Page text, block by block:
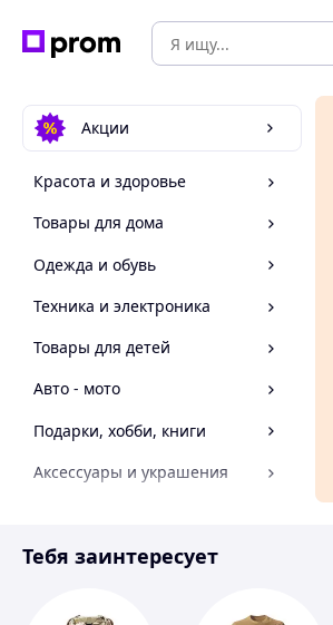
Акции
Красота и здоровье
Товары для дома
Одежда и обувь
Техника и электроника
Товары для детей
Авто - мото
Подарки, хобби, книги
Аксессуары и украшения
Спорт и отдых
Тебя заинтересует